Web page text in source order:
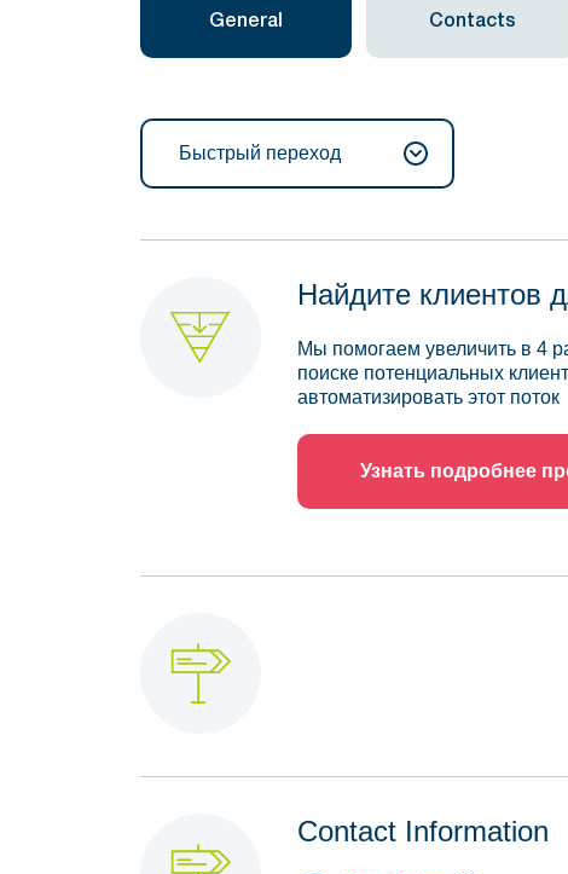
General Contacts
Быстрый переход
Найдите клиентов
Мы помогаем увеличить в 4
поиске потенциальных
автоматизировать этот поток
Узнать подробнее
Contact Information